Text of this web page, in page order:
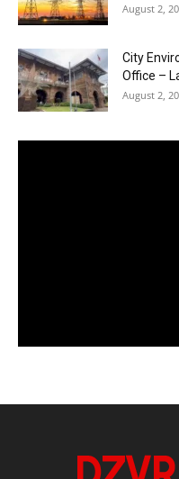
August 2,
City
Office –
August 2,